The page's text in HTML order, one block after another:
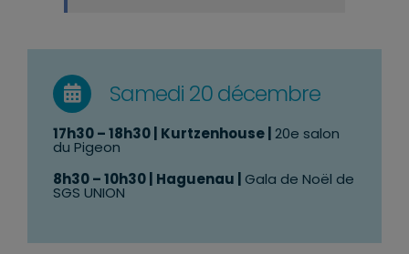
Samedi 20 décembre
17h30 – 18h30 | Kurtzenhouse | 20e salon
du Pigeon
8h30 – 10h30 | Haguenau | Gala de Noël de
SGS UNION